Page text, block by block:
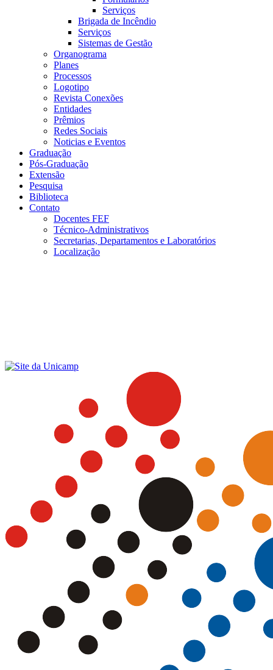
Serviços
Brigada de Incêndio
Serviços
Sistemas de Gestão
Organograma
Planes
Processos
Logotipo
Revista Conexões
Entidades
Prêmios
Redes Sociais
Noticias e Eventos
Graduação
Pós-Graduação
Extensão
Pesquisa
Biblioteca
Contato
Docentes FEF
Técnico-Administrativos
Secretarias, Departamentos e Laboratórios
Localização